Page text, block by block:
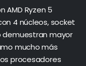
AMD Ryzen 5
4 núcleos, socket
demuestran mayor
mucho más
procesadores